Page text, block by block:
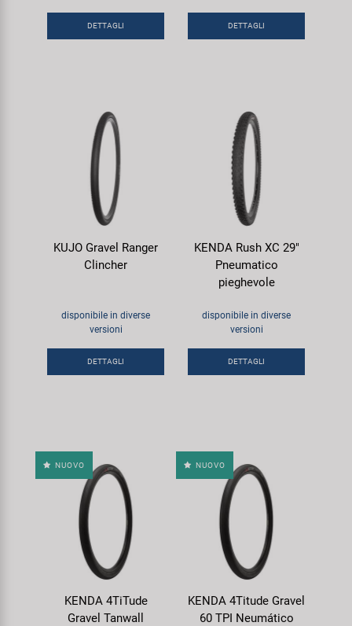
DETTAGLI DETTAGLI
KUJO Gravel Ranger
Clincher
disponibile in diverse
versioni
DETTAGLI
KENDA Rush XC 29"
Pneumatico
pieghevole
disponibile in diverse
versioni
DETTAGLI
NUOVO
KENDA 4TiTude
Gravel Tanwall
NUOVO
KENDA 4Titude Gravel
60 TPI Neumático